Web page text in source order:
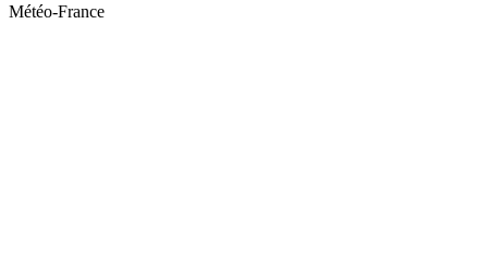
Météo-France